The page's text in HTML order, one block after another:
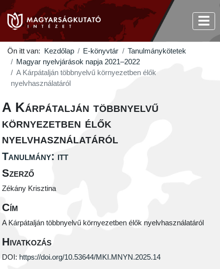
Ön itt van: Kezdőlap E-könyvtár
Tanulmánykötetek
Magyar nyelvjárások napja 2021–2022
A Kárpátalján többnyelvű környezetben élők
nyelvhasználatáról
A Kárpátalján többnyelvű
környezetben élők
nyelvhasználatáról
Tanulmány: itt
Szerző
Zékány Krisztina
Cím
A Kárpátalján többnyelvű környezetben élők nyelvhasználatáról
Hivatkozás
DOI: https://doi.org/10.53644/MKI.MNYN.2025.14